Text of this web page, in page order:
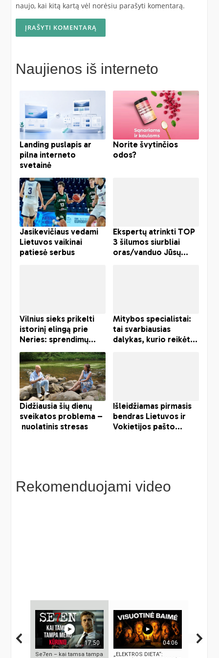
naujo, kai kitą kartą vėl norėsiu parašyti komentarą.
Naujienos iš interneto
Rekomenduojami video
17:50
Se7en – kai tamsa tampa
04:06
„ELEKTROS DIETA“: